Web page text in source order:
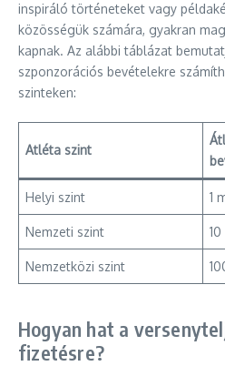
inspiráló történeteket vagy
közösségük számára, gyakran
kapnak. Az alábbi táblázat
szponzorációs bevételekre
szinteken:
Atléta szint
Helyi szint 1
Nemzeti szint
Nemzetközi szint
Hogyan hat a
fizetésre?